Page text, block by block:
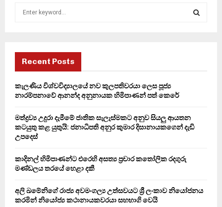
f
r
H
Recent Posts
කැලණිය විශ්වවිද්‍යාලයේ නව කුලපතිවරයා ලෙස පූජ්‍ය
නාරම්පනාවේ ආනන්ද අනුනායක හිමිපාණන් පත් කෙරේ
මත්ද්‍රව්‍ය උදුරා දැමීමේ ජාතික සැලැස්මකට අනුව සියලු ආයතන
කටයුතු කළ යුතුයි: ජනාධිපති අනුර කුමාර දිසානායකගෙන් දැඩි
උපදෙස්
කාදිනල් හිමිපාණන්ට එරෙහි අසත්‍ය ප්‍රචාර කතෝලික රදගුරු
මණ්ඩලය තරයේ හෙළා දකී
අලි ඛමේනිගේ රාජ්‍ය අවමංගල්‍ය උත්සවයට ශ්‍රී ලංකාව නියෝජනය
කරමින් නියෝජ්‍ය කථානායකවරයා සහභාගි වෙයි